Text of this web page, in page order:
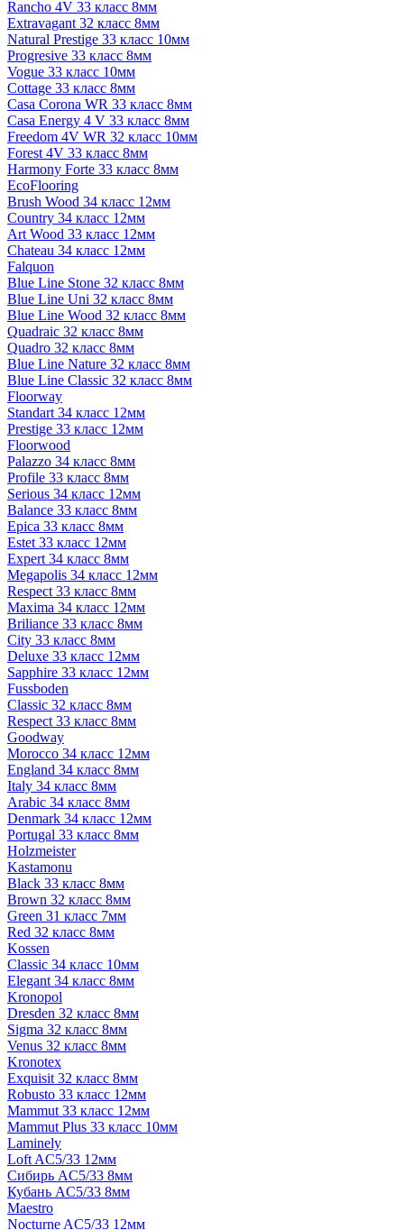
Rancho 4V 33 класс 8мм
Extravagant 32 класс 8мм
Natural Prestige 33 класс 10мм
Progresive 33 класс 8мм
Vogue 33 класс 10мм
Cottage 33 класс 8мм
Casa Corona WR 33 класс 8мм
Casa Energy 4 V 33 класс 8мм
Freedom 4V WR 32 класс 10мм
Forest 4V 33 класс 8мм
Harmony Forte 33 класс 8мм
EcoFlooring
Brush Wood 34 класс 12мм
Country 34 класс 12мм
Art Wood 33 класс 12мм
Chateau 34 класс 12мм
Falquon
Blue Line Stone 32 класс 8мм
Blue Line Uni 32 класс 8мм
Blue Line Wood 32 класс 8мм
Quadraic 32 класс 8мм
Quadro 32 класс 8мм
Blue Line Nature 32 класс 8мм
Blue Line Classic 32 класс 8мм
Floorway
Standart 34 класс 12мм
Prestige 33 класс 12мм
Floorwood
Palazzo 34 класс 8мм
Profile 33 класс 8мм
Serious 34 класс 12мм
Balance 33 класс 8мм
Epica 33 класс 8мм
Estet 33 класс 12мм
Expert 34 класс 8мм
Megapolis 34 класс 12мм
Respect 33 класс 8мм
Maxima 34 класс 12мм
Briliance 33 класс 8мм
City 33 класс 8мм
Deluxe 33 класс 12мм
Sapphire 33 класс 12мм
Fussboden
Classic 32 класс 8мм
Respect 33 класс 8мм
Goodway
Morocco 34 класс 12мм
England 34 класс 8мм
Italy 34 класс 8мм
Arabic 34 класс 8мм
Denmark 34 класс 12мм
Portugal 33 класс 8мм
Holzmeister
Kastamonu
Black 33 класс 8мм
Brown 32 класс 8мм
Green 31 класс 7мм
Red 32 класс 8мм
Kossen
Classic 34 класс 10мм
Elegant 34 класс 8мм
Kronopol
Dresden 32 класс 8мм
Sigma 32 класс 8мм
Venus 32 класс 8мм
Kronotex
Exquisit 32 класс 8мм
Robusto 33 класс 12мм
Mammut 33 класс 12мм
Mammut Plus 33 класс 10мм
Laminely
Loft AC5/33 12мм
Сибирь AC5/33 8мм
Кубань AC5/33 8мм
Maestro
Nocturne AC5/33 12мм